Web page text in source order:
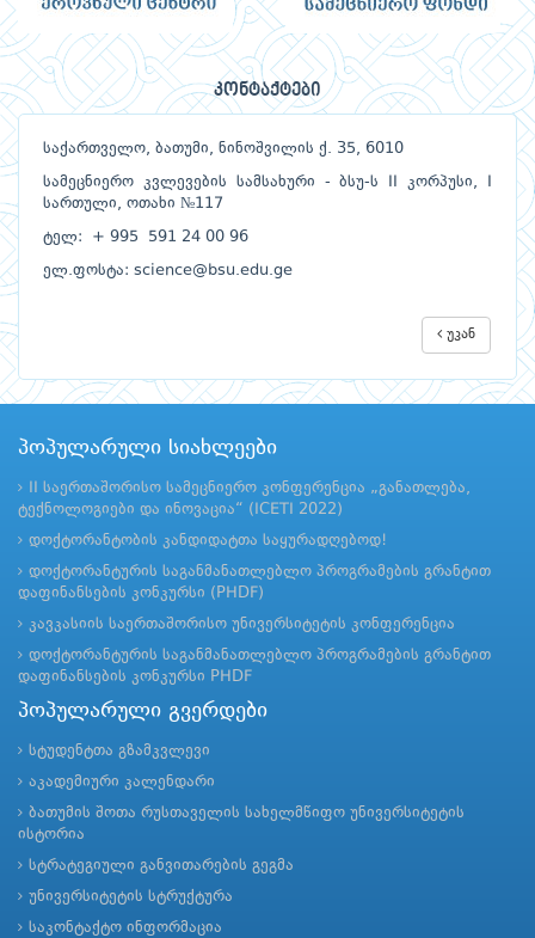
კონტაქტები
საქართველო, ბათუმი, ნინოშვილის ქ. 35, 6010
სამეცნიერო კვლევების სამსახური - ბსუ-ს II კორპუსი, I
სართული, ოთახი №117
ტელ: + 995 591 24 00 96
ელ.ფოსტა: science@bsu.edu.ge
უკან
პოპულარული სიახლეები
II საერთაშორისო სამეცნიერო კონფერენცია „განათლება,
ტექნოლოგიები და ინოვაცია“ (ICETI 2022)
დოქტორანტობის კანდიდატთა საყურადღებოდ!
დოქტორანტურის საგანმანათლებლო პროგრამების გრანტით
დაფინანსების კონკურსი (PHDF)
კავკასიის საერთაშორისო უნივერსიტეტის კონფერენცია
დოქტორანტურის საგანმანათლებლო პროგრამების გრანტით
დაფინანსების კონკურსი PHDF
პოპულარული გვერდები
სტუდენტთა გზამკვლევი
აკადემიური კალენდარი
ბათუმის შოთა რუსთაველის სახელმწიფო უნივერსიტეტის
ისტორია
სტრატეგიული განვითარების გეგმა
უნივერსიტეტის სტრუქტურა
საკონტაქტო ინფორმაცია